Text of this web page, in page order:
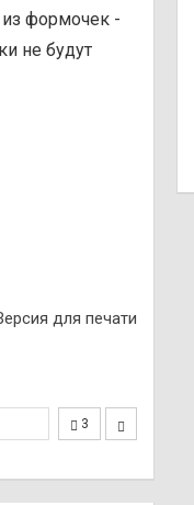
формочек -
не будут
для печати
3